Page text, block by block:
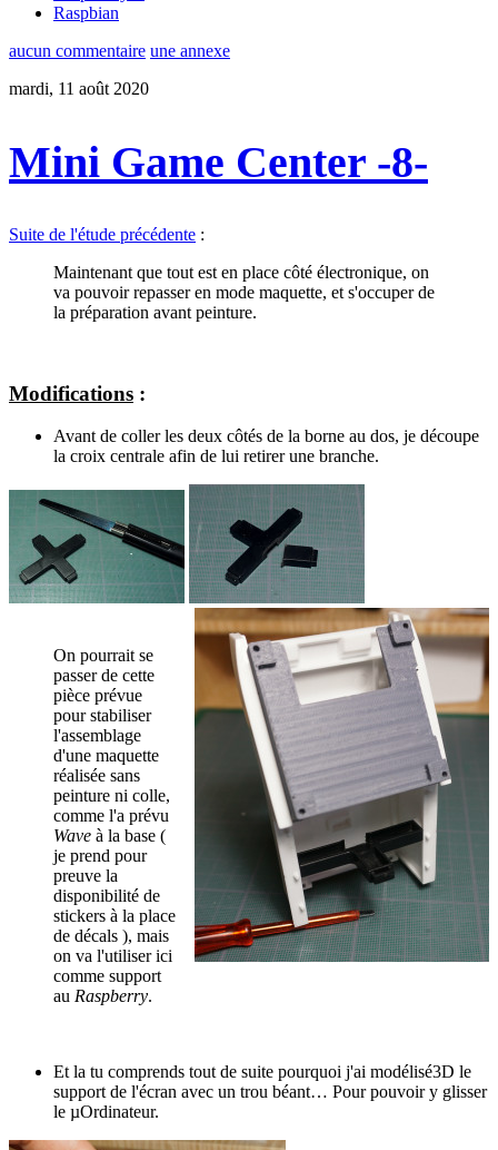
Raspbian
aucun commentaire une annexe
mardi, 11 août 2020
Mini Game Center -8-
Suite de l'étude précédente :
Maintenant que tout est en place côté électronique, on
va pouvoir repasser en mode maquette, et s'occuper de
la préparation avant peinture.
Modifications :
Avant de coller les deux côtés de la borne au dos, je découpe
la croix centrale afin de lui retirer une branche.
On pourrait se
passer de cette
pièce prévue
pour stabiliser
l'assemblage
d'une maquette
réalisée sans
peinture ni colle,
comme l'a prévu
Wave à la base (
je prend pour
preuve la
disponibilité de
stickers à la place
de décals ), mais
on va l'utiliser ici
comme support
au Raspberry.
Et la tu comprends tout de suite pourquoi j'ai modélisé3D le
support de l'écran avec un trou béant… Pour pouvoir y glisser
le µOrdinateur.